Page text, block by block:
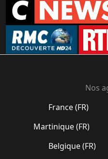
Nos
France (FR)
Martinique (FR)
Belgique (FR)